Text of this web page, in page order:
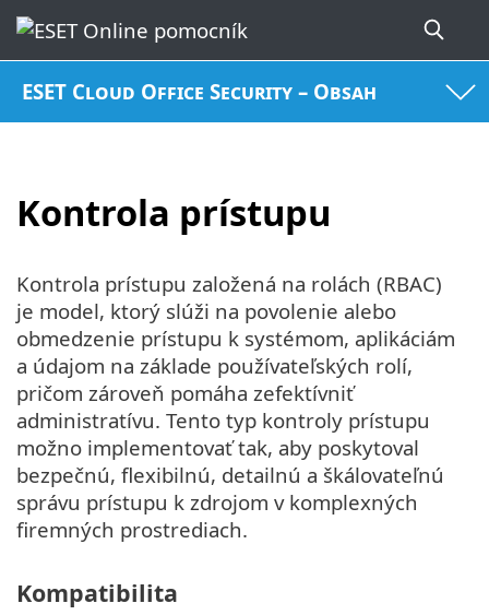
ESET Cloud Office Security – Obsah
Kontrola prístupu
Kontrola prístupu založená na rolách (RBAC)
je model, ktorý slúži na povolenie alebo
obmedzenie prístupu k systémom, aplikáciám
a údajom na základe používateľských rolí,
pričom zároveň pomáha zefektívniť
administratívu. Tento typ kontroly prístupu
možno implementovať tak, aby poskytoval
bezpečnú, flexibilnú, detailnú a škálovateľnú
správu prístupu k zdrojom v komplexných
firemných prostrediach.
Kompatibilita